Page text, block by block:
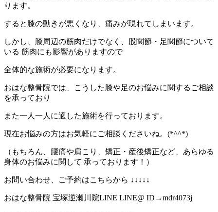
ります。
すると膝の動きが悪くなり、痛みが現れてしまいます。
しかし、膝周辺の筋肉だけでなく、股関節・足関節について
いる 筋肉にも影響がありますので
全体的な施術が必要になります。
おはな整骨院では、こうした膝や足のお悩みに関するご相談
を承っており
また一人一人に適した施術を行っております。
現在お悩みの方はお気軽にご相談くださいね。(*^^*)
（もちろん、腰痛や肩こり、矯正・産後矯正など、あらゆる
身体のお悩みに関して 承っております！）
お問い合わせ、ご予約はこちらから ↓↓↓↓↓
おはな整骨院 宝塚逆瀬川院LINE LINE@ ID→mdr4073j